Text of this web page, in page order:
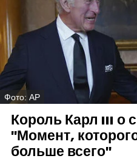
Фото: AP
Король Карл III о
"Момент,
больше всего"